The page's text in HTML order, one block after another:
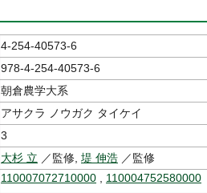
4-254-40573-6
978-4-254-40573-6
朝倉農学大系
アサクラ ノウガク タイケイ
3
大杉 立 ／監修, 堤 伸浩 ／監修
110007072710000 110004752580000